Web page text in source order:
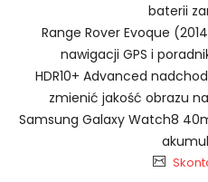
Szybka dostawa
Telefonów Kebao BP-296
1.Model urządzenia
2.Numer produktu
baterii
Range Rover Evoque
nawigacji GPS i
HDR10+ Advanced
zmienić jakość obrazu
Samsung Galaxy Watch8